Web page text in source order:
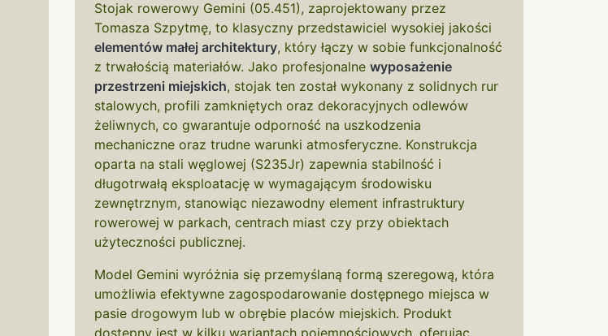
Stojak rowerowy Gemini (05.451), zaprojektowany przez
Tomasza Szpytmę, to klasyczny przedstawiciel wysokiej jakości
elementów małej architektury, który łączy w sobie funkcjonalność
z trwałością materiałów. Jako profesjonalne wyposażenie
przestrzeni miejskich, stojak ten został wykonany z solidnych rur
stalowych, profili zamkniętych oraz dekoracyjnych odlewów
żeliwnych, co gwarantuje odporność na uszkodzenia
mechaniczne oraz trudne warunki atmosferyczne. Konstrukcja
oparta na stali węglowej (S235Jr) zapewnia stabilność i
długotrwałą eksploatację w wymagającym środowisku
zewnętrznym, stanowiąc niezawodny element infrastruktury
rowerowej w parkach, centrach miast czy przy obiektach
użyteczności publicznej.
Model Gemini wyróżnia się przemyślaną formą szeregową, która
umożliwia efektywne zagospodarowanie dostępnego miejsca w
pasie drogowym lub w obrębie placów miejskich. Produkt